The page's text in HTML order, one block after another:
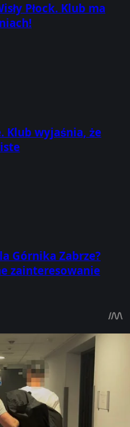
Płock. Klub ma
Klub wyjaśnia, że
Górnika Zabrze?
zainteresowanie